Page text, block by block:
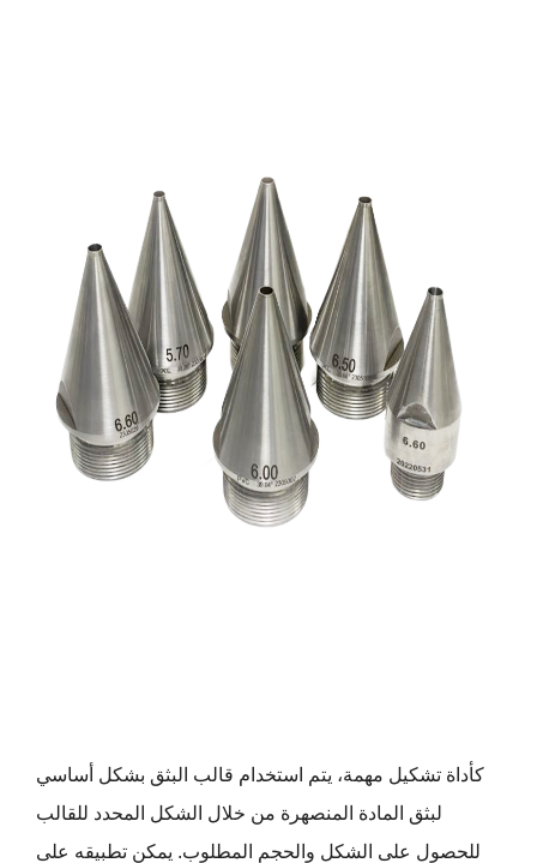
كأداة تشكيل مهمة، يتم استخدام قالب البثق بشكل أساسي
لبثق المادة المنصهرة من خلال الشكل المحدد للقالب
للحصول على الشكل والحجم المطلوب. يمكن تطبيقه على